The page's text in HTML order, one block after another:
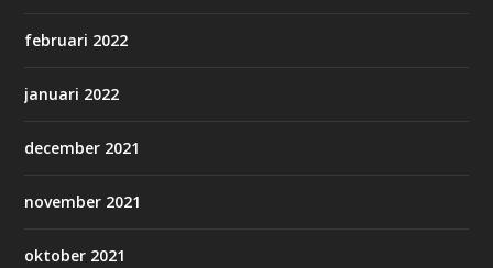
februari 2022
januari 2022
december 2021
november 2021
oktober 2021